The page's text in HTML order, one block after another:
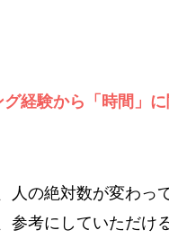
経験から「時間」
の絶対数が変わっ
参考にしていただけ